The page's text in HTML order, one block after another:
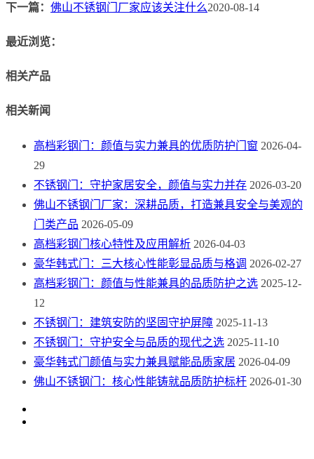
下一篇： 佛山不锈钢门厂家应该关注什么2020-08-14
最近浏览：
相关产品
相关新闻
高档彩钢门：颜值与实力兼具的优质防护门窗 2026-04-
29
不锈钢门：守护家居安全，颜值与实力并存 2026-03-20
佛山不锈钢门厂家：深耕品质，打造兼具安全与美观的
门类产品 2026-05-09
高档彩钢门核心特性及应用解析 2026-04-03
豪华韩式门：三大核心性能彰显品质与格调 2026-02-27
高档彩钢门：颜值与性能兼具的品质防护之选 2025-12-
12
不锈钢门：建筑安防的坚固守护屏障 2025-11-13
不锈钢门：守护安全与品质的现代之选 2025-11-10
豪华韩式门颜值与实力兼具赋能品质家居 2026-04-09
佛山不锈钢门：核心性能铸就品质防护标杆 2026-01-30